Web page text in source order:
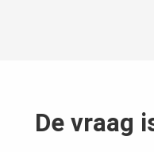
De vraag